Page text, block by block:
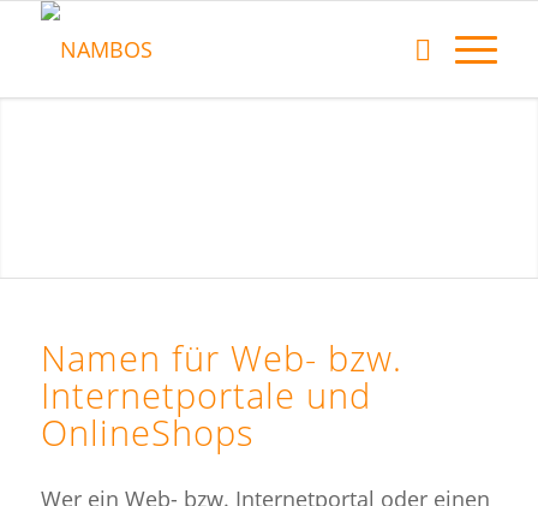
Namen für Web- bzw.
Internetportale und
OnlineShops
Wer ein Web- bzw. Internetportal oder einen